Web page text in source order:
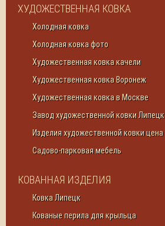
ХУДОЖЕСТВЕННАЯ КОВКА
Холодная ковка
Холодная ковка фото
Художественная ковка качели
Художественная ковка Воронеж
Художественная ковка в Москве
Завод художественной ковки Липецк
Изделия художественной ковки цена
Садово-парковая мебель
КОВАННАЯ ИЗДЕЛИЯ
Ковка Липецк
Кованые перила для крыльца